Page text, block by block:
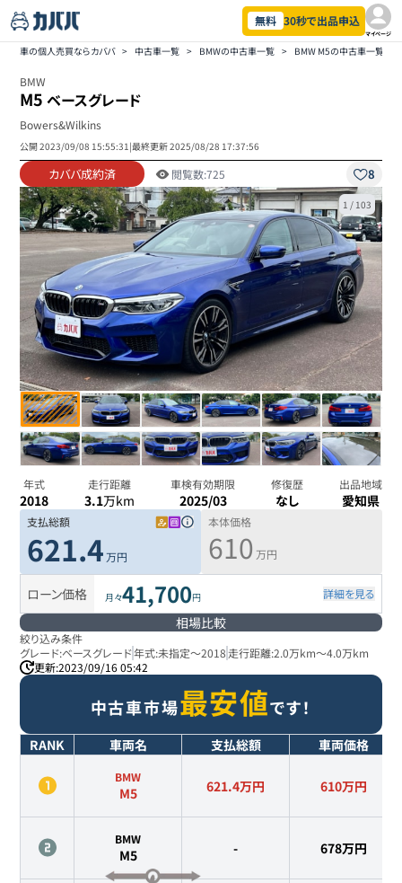
無料 30秒で出品申込
マイページ
車の個人売買ならカババ > 中古車一覧 > BMWの中古車一覧 > BMW M5の中古車一覧
BMW
M5 ベースグレード
Bowers&Wilkins
公開2023/09/08 15:55:31|最終更新2025/08/28 17:37:56
カババ成約済 閲覧数:725 8
1 / 103
年式
2018
走行距離
3.1万km
車検有効期限
2025/03
修復歴
なし
出品地域
愛知県
支払総額
621.4 万円
本体価格
610 万円
ローン価格 月々41,700円 詳細を見る
相場比較
絞り込み条件
グレード:ベースグレード年式:未指定～2018 走行距離:2.0万km～4.0万km
更新:2023/09/16 05:42
中古車市場最安値です！
RANK 車両名 支払総額 車両価格
BMW
M5 621.4万円 610万円
BMW
M5 - 678万円